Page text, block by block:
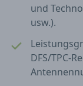
und
usw.).
DFS/TPC-